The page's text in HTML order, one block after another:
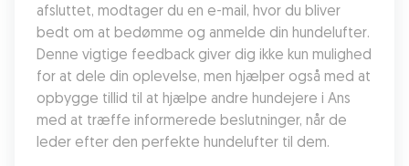
afsluttet, modtager du en e-mail, hvor du bliver
bedt om at bedømme og anmelde din hundelufter.
Denne vigtige feedback giver dig ikke kun mulighed
for at dele din oplevelse, men hjælper også med at
opbygge tillid til at hjælpe andre hundejere i Ans
med at træffe informerede beslutninger, når de
leder efter den perfekte hundelufter til dem.